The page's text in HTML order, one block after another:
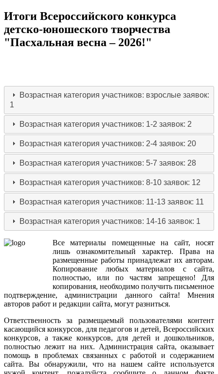
Итоги Всероссийского конкурса
детско-юношеского творчества
"Пасхальная весна – 2026!"
Возрастная категория участников: взрослыезаявок:
1
Возрастная категория участников: 1-2заявок: 2
Возрастная категория участников: 2-4заявок: 20
Возрастная категория участников: 5-7заявок: 28
Возрастная категория участников: 8-10заявок: 12
Возрастная категория участников: 11-13заявок: 11
Возрастная категория участников: 14-16заявок: 1
Все материалы помещенные на сайт,носят
лишь
ознакомительный характер. Права
на
размещенные работы принадлежат их авторам.
Копирование
любых материалов с сайта,
полностью, или по частям запрещено! Для
копирования, необходимо получить письменное
подтверждение,администрации данного сайта! Мнения
авторов работ и редакции сайта, могут разниться.
Ответственность
за размещаемый пользователями
контент
касающийся конкурсов, для педагогов и детей, Всероссийских
конкурсов, а также конкурсов, для детей и дошкольников,
полностью лежит на них. Администрация сайта, оказывает
помощь в проблемах связанных с работой и содержанием
сайта. Вы обнаружили, что на нашем сайте используется